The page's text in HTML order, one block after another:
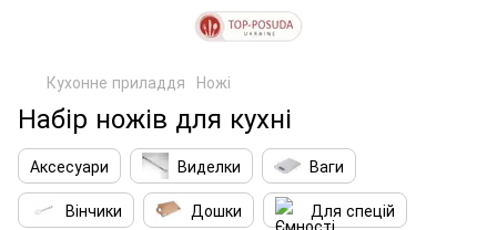
Кухонне приладдя Ножі
Набір ножів для кухні
Аксесуари Виделки
Ваги
Вінчики
Дошки
Для спецій